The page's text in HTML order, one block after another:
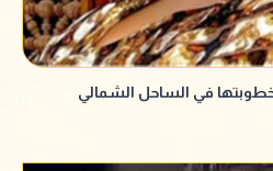
في الساحل الشمالي